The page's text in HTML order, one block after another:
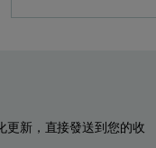
更新，直接發送到您的收